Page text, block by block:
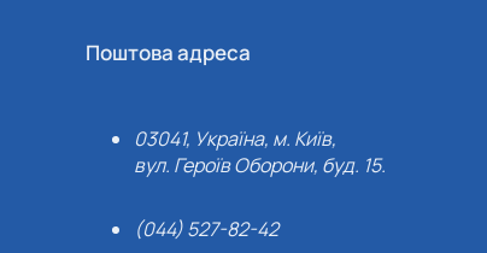
Поштова адреса
03041, Україна, м. Київ,
вул. Героїв Оборони, буд. 15.
(044) 527-82-42